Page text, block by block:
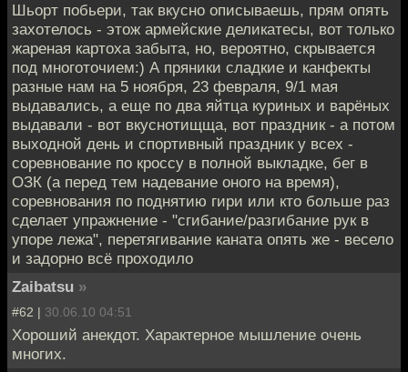
Шьорт побьери, так вкусно описываешь, прям опять
захотелось - этож армейские деликатесы, вот только
жареная картоха забыта, но, вероятно, скрывается
под многоточием:) А пряники сладкие и канфекты
разные нам на 5 ноября, 23 февраля, 9/1 мая
выдавались, а еще по два яйтца куриных и варёных
выдавали - вот вкуснотищща, вот праздник - а потом
выходной день и спортивный праздник у всех -
соревнование по кроссу в полной выкладке, бег в
ОЗК (а перед тем надевание оного на время),
соревнования по поднятию гири или кто больше раз
сделает упражнение - "сгибание/разгибание рук в
упоре лежа", перетягивание каната опять же - весело
и задорно всё проходило
Zaibatsu »
#62 | 30.06.10 04:51
Хороший анекдот. Характерное мышление очень
многих.